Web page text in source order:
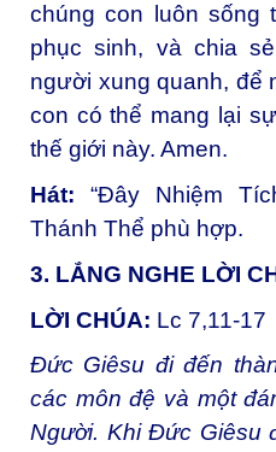
chúng con luôn sống
phục sinh, và chia
người xung quanh, để
con có thể mang lại
thế giới này. Amen.
Hát:“Đây Nhiệm
Thánh Thể phù hợp.
3. LẮNG NGHE LỜI
LỜI CHÚA: Lc 7,11-17
Đức Giêsu đi đến
các môn đệ và một
Người. Khi Đức Giêsu